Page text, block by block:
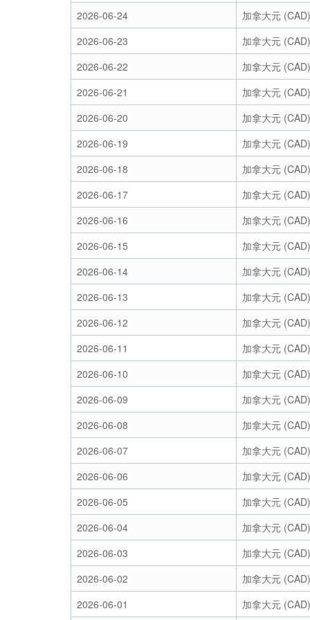
2026-06-24
加拿大元 (CAD)
2026-06-23
加拿大元 (CAD)
2026-06-22
加拿大元 (CAD)
2026-06-21
加拿大元 (CAD)
2026-06-20
加拿大元 (CAD)
2026-06-19
加拿大元 (CAD)
2026-06-18
加拿大元 (CAD)
2026-06-17
加拿大元 (CAD)
2026-06-16
加拿大元 (CAD)
2026-06-15
加拿大元 (CAD)
2026-06-14
加拿大元 (CAD)
2026-06-13
加拿大元 (CAD)
2026-06-12
加拿大元 (CAD)
2026-06-11
加拿大元 (CAD)
2026-06-10
加拿大元 (CAD)
2026-06-09
加拿大元 (CAD)
2026-06-08
加拿大元 (CAD)
2026-06-07
加拿大元 (CAD)
2026-06-06
加拿大元 (CAD)
2026-06-05
加拿大元 (CAD)
2026-06-04
加拿大元 (CAD)
2026-06-03
加拿大元 (CAD)
2026-06-02
加拿大元 (CAD)
2026-06-01
加拿大元 (CAD)